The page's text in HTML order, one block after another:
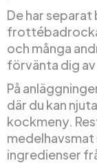
De har
och många
förvänta dig
På
där du kan
kockmeny.
ingredienser